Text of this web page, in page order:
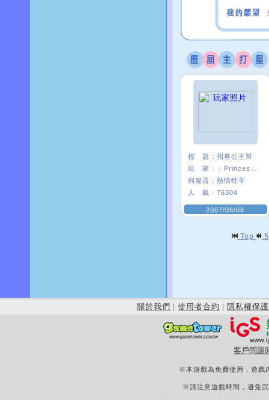
標 題： 招募公主幫
玩 家：
伺服器： 熱情牡羊
人 氣： 76304
2007/08/08
Top 5
關於我們 | 使用者合約 | 隱私權保護
客戶問題
※本遊戲為免費使用，遊戲
※請注意遊戲時間，避免